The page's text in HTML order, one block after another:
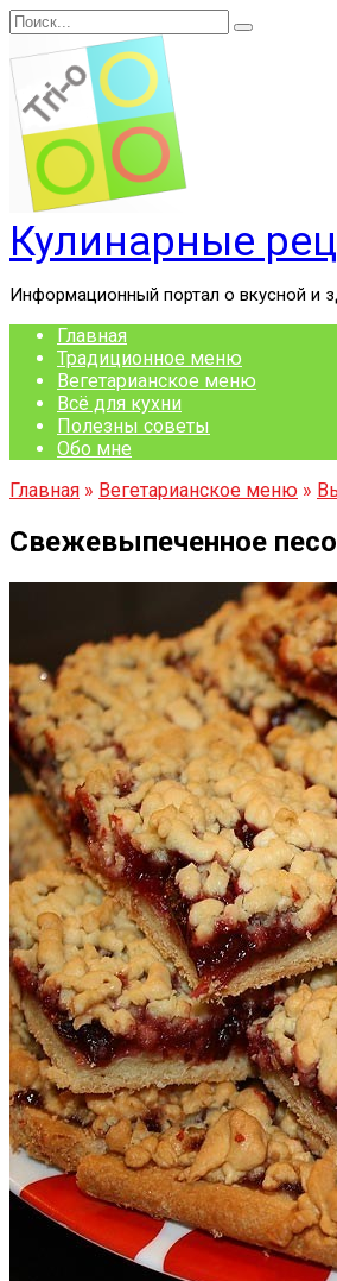
Перейти
к
содержанию
Search
for:
Кулинарные
Информационный портал о вкусной и
Главная
Традиционное меню
Вегетарианское меню
Всё для кухни
Полезны советы
Обо мне
Главная » Вегетарианское меню »
Свежевыпеченное